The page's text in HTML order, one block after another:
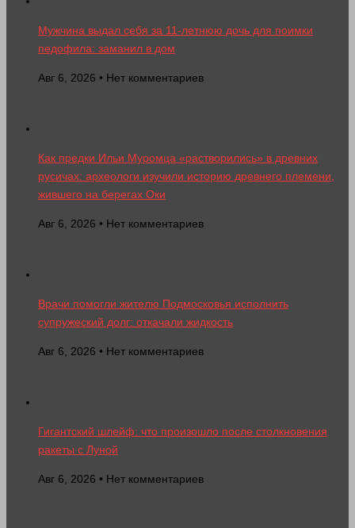
Мужчина выдал себя за 11-летнюю дочь для поимки
педофила: заманил в дом
Авг 6, 2026 • Нет комментариев
Как предки Ильи Муромца «растворились» в древних
русичах: археологи изучили историю древнего племени,
жившего на берегах Оки
Авг 6, 2026 • Нет комментариев
Врачи помогли жителю Подмосковья исполнить
супружеский долг: откачали жидкость
Авг 6, 2026 • Нет комментариев
Гигантский шлейф: что произошло после столкновения
ракеты с Луной
Авг 6, 2026 • Нет комментариев